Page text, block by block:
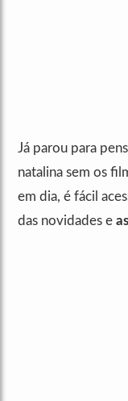
Já parou para
natalina sem os
em dia, é fácil
das novidades e